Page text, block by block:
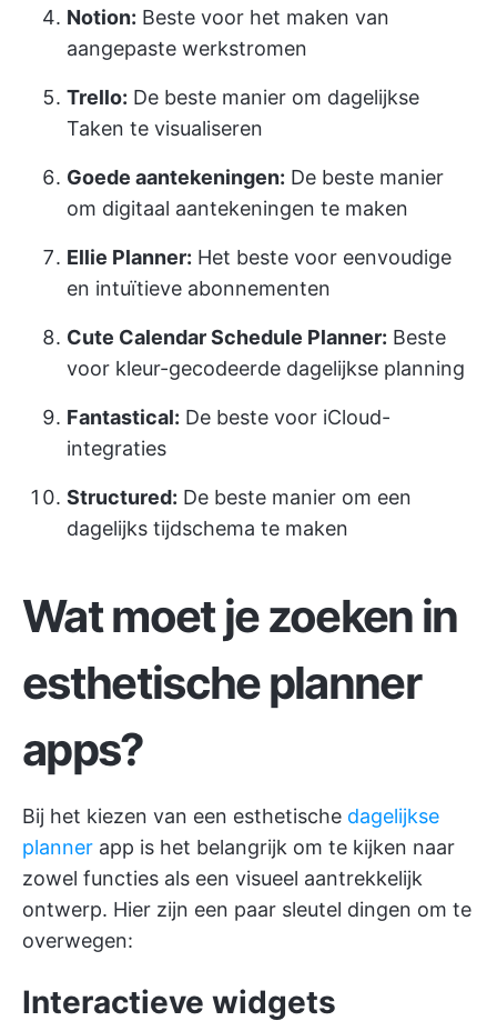
Notion: Beste voor het maken van
aangepaste werkstromen
Trello: De beste manier om dagelijkse
Taken te visualiseren
Goede aantekeningen: De beste manier
om digitaal aantekeningen te maken
Ellie Planner: Het beste voor eenvoudige
en intuïtieve abonnementen
Cute Calendar Schedule Planner: Beste
voor kleur-gecodeerde dagelijkse planning
Fantastical: De beste voor iCloud-
integraties
Structured: De beste manier om een
dagelijks tijdschema te maken
Wat moet je zoeken in
esthetische planner
apps?
Bij het kiezen van een esthetische dagelijkse
planner app is het belangrijk om te kijken naar
zowel functies als een visueel aantrekkelijk
ontwerp. Hier zijn een paar sleutel dingen om te
overwegen:
Interactieve widgets